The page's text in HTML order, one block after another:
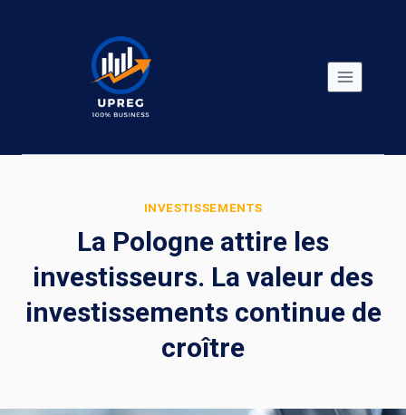
INVESTISSEMENTS
La Pologne attire les
investisseurs. La valeur des
investissements continue de
croître